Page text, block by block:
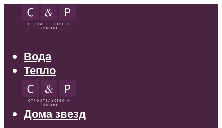
Вода
Тепло
Электрика
Свет
Дома звезд